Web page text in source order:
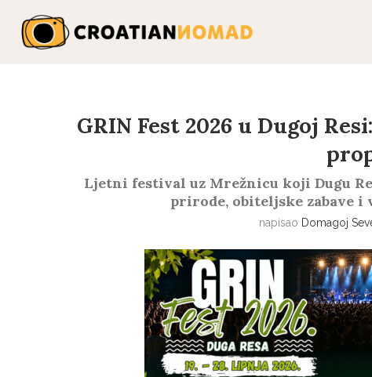
GRIN Fest 2026 u Dugoj
Ljetni festival uz Mrežnicu koji Dugu
prirode, obiteljske zabave i
napisao Domagoj